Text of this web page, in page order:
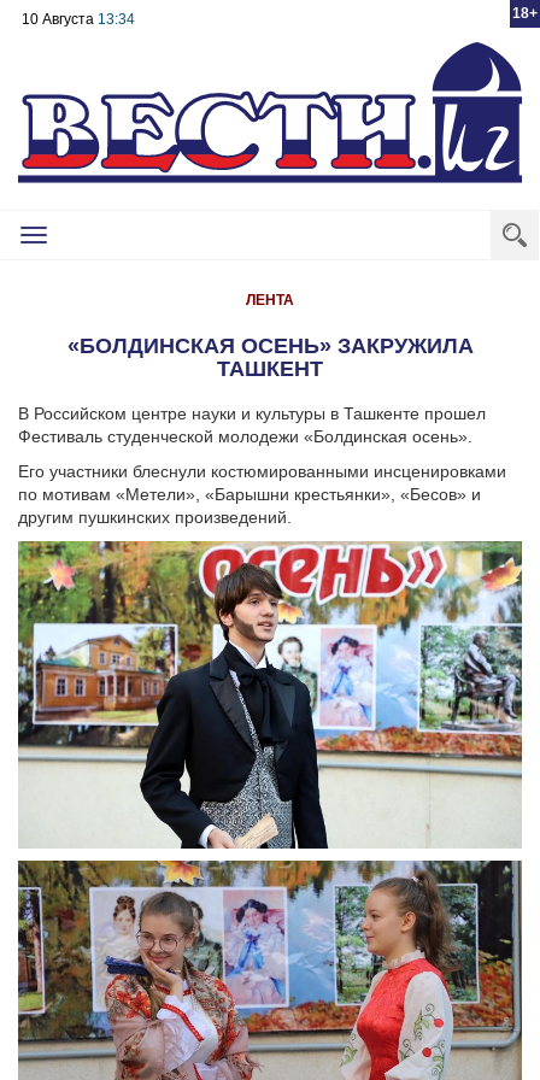
18+
10 Августа 13:34
Toggle
ЛЕНТА
«БОЛДИНСКАЯ ОСЕНЬ» ЗАКРУЖИЛА
ТАШКЕНТ
В Российском центре науки и культуры в Ташкенте прошел
Фестиваль студенческой молодежи «Болдинская осень».
Его участники блеснули костюмированными инсценировками
по мотивам «Метели», «Барышни крестьянки», «Бесов» и
другим пушкинских произведений.